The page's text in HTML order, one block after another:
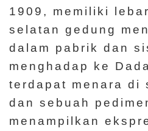
1909, memiliki
selatan gedung
dalam pabrik dan
menghadap ke
terdapat menara di
dan sebuah
menampilkan